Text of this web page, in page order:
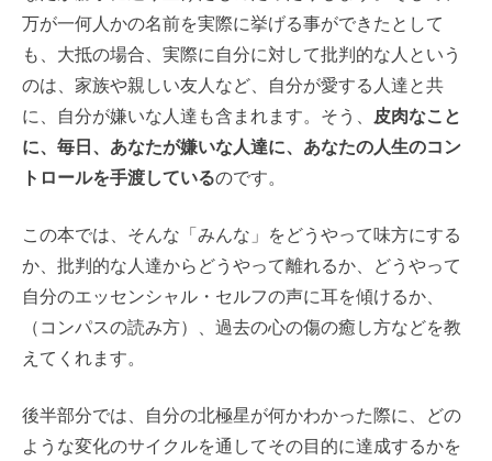
万が一何人かの名前を実際に挙げる事ができたとして
も、大抵の場合、実際に自分に対して批判的な人という
のは、家族や親しい友人など、自分が愛する人達と共
に、自分が嫌いな人達も含まれます。そう、
皮肉なこと
に、毎日、あなたが嫌いな人達に、あなたの人生のコン
トロールを手渡しているのです。
この本では、そんな「みんな」をどうやって味方にする
か、批判的な人達からどうやって離れるか、どうやって
自分のエッセンシャル・セルフの声に耳を傾けるか、
（コンパスの読み方）、過去の心の傷の癒し方などを教
えてくれます。
後半部分では、自分の北極星が何かわかった際に、どの
ような変化のサイクルを通してその目的に達成するかを